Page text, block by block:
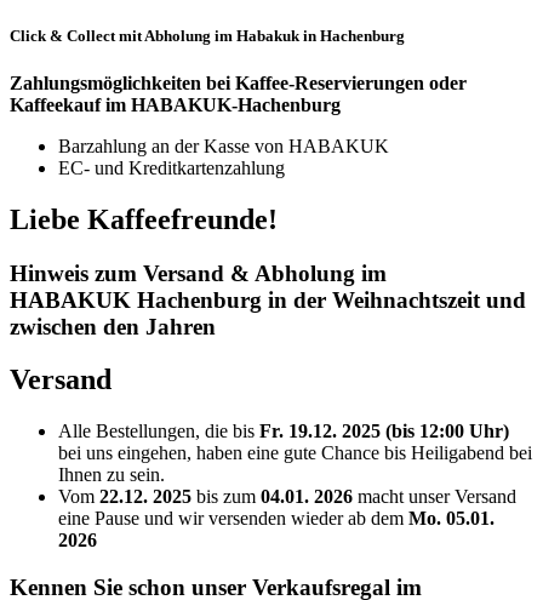
Click & Collect mit Abholung im Habakuk in Hachenburg
Zahlungsmöglichkeiten bei Kaffee-Reservierungen oder
Kaffeekauf im HABAKUK-Hachenburg
Barzahlung an der Kasse von HABAKUK
EC- und Kreditkartenzahlung
Liebe Kaffeefreunde!
Hinweis zum Versand & Abholung im
HABAKUK Hachenburg in der Weihnachtszeit und
zwischen den Jahren
Versand
Alle Bestellungen, die bis Fr. 19.12. 2025 (bis 12:00 Uhr)
bei uns eingehen, haben eine gute Chance bis Heiligabend bei
Ihnen zu sein.
Vom 22.12. 2025 bis zum 04.01. 2026 macht unser Versand
eine Pause und wir versenden wieder ab dem Mo. 05.01.
2026
Kennen Sie schon unser Verkaufsregal im